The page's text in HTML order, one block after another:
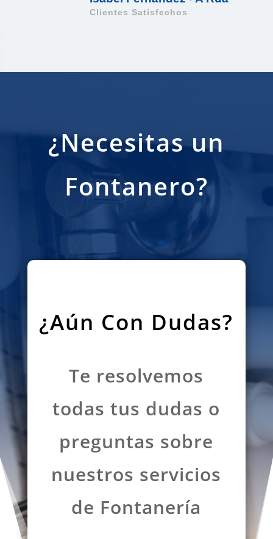
Clientes Satisfechos
¿Necesitas un
Fontanero?
¿Aún Con Dudas?
Te resolvemos
todas tus dudas o
preguntas sobre
nuestros servicios
de Fontanería